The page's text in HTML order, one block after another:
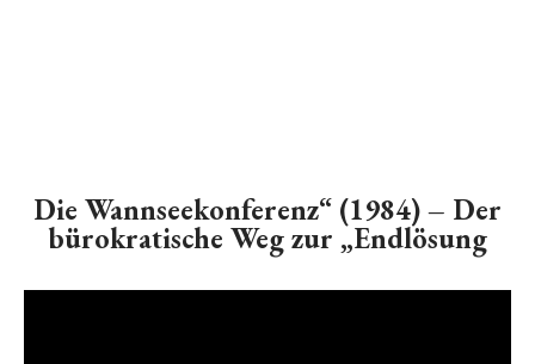
Die Wannseekonferenz“ (1984) – Der
bürokratische Weg zur „Endlösung